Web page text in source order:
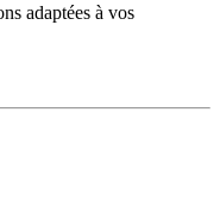
adaptées à vos